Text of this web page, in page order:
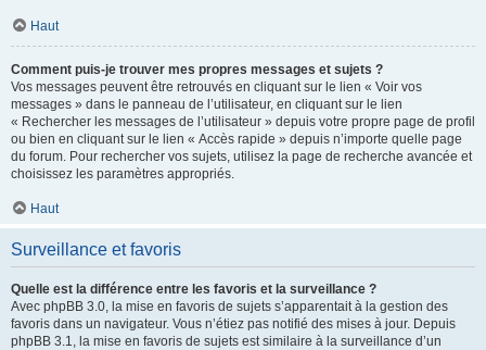
Haut
Comment puis-je trouver mes propres messages et sujets ?
Vos messages peuvent être retrouvés en cliquant sur le lien « Voir vos
messages » dans le panneau de l’utilisateur, en cliquant sur le lien
« Rechercher les messages de l’utilisateur » depuis votre propre page de profil
ou bien en cliquant sur le lien « Accès rapide » depuis n’importe quelle page
du forum. Pour rechercher vos sujets, utilisez la page de recherche avancée et
choisissez les paramètres appropriés.
Haut
Surveillance et favoris
Quelle est la différence entre les favoris et la surveillance ?
Avec phpBB 3.0, la mise en favoris de sujets s’apparentait à la gestion des
favoris dans un navigateur. Vous n’étiez pas notifié des mises à jour. Depuis
phpBB 3.1, la mise en favoris de sujets est similaire à la surveillance d’un